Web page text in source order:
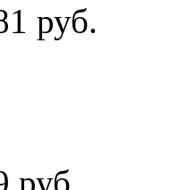
руб.
руб.